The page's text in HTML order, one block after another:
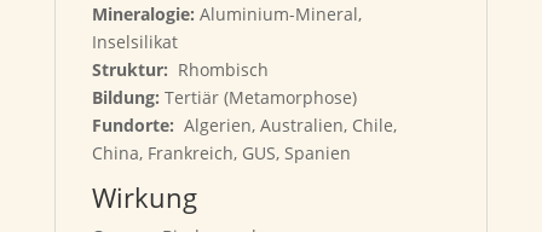
Mineralogie: Aluminium-Mineral,
Inselsilikat
Struktur: Rhombisch
Bildung: Tertiär (Metamorphose)
Fundorte: Algerien, Australien, Chile,
China, Frankreich, GUS, Spanien
Wirkung